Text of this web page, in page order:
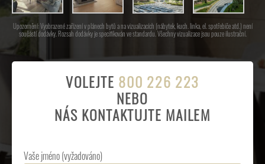
Upozornění: Vyobrazené zařízení v plánech bytů a na vizualizacích (nábytek, kuch. linka, el. spotřebiče atd.) není
součástí dodávky. Rozsah dodávky je specifikován ve standardu. Všechny vizualizace jsou pouze ilustrační.
VOLEJTE 800 226 223
NEBO
NÁS KONTAKTUJTE MAILEM
Vaše jméno (vyžadováno)